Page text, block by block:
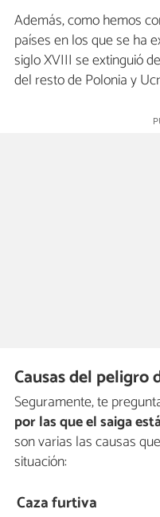
Además, como hemos
países en los que se ha
siglo XVIII se extinguió
del resto de Polonia y
Causas del peligro
Seguramente, te
por las que el saiga
son varias las causas
situación:
Caza furtiva